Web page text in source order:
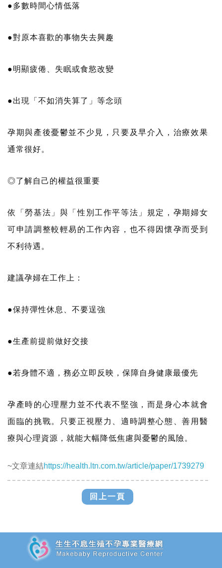
●多數時間心情低落
●對原本喜歡的事物失去興趣
●明顯疲倦、失眠或食慾改變
●出現「不如消失算了」等念頭
孕期與產後憂鬱並不少見，只要及早介入，治療效果
通常很好。
◎了解自己的權益很重要
依「勞基法」與「性別工作平等法」規定，孕期婦女
可申請調整較輕易的工作內容，也不得因懷孕而受到
不利待遇。
建議孕婦在工作上：
●保持彈性休息、不要逞強
●生產前提前做好交接
●若身體不適，務必立即反映，保障自身健康最優先
孕產時的心理壓力並不代表不堅強，而是身心本就會
面臨的挑戰。只要正視壓力、適時調整心態、善用醫
療與心理資源，就能大幅降低焦慮與憂鬱的風險。
~文章連結https://health.ltn.com.tw/article/paper/1739279
回上一頁